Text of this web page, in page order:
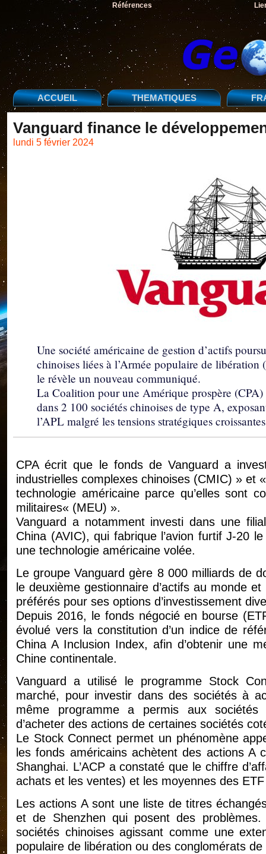
Références
ACCUEIL THEMATIQUES
Vanguard finance le
lundi 5 février 2024
Une société américaine de gestion d’actifs
chinoises liées à l’Armée populaire de
le révèle un nouveau communiqué.
La Coalition pour une Amérique prospère
dans 2 100 sociétés chinoises de type A,
l’APL malgré les tensions stratégiques
CPA écrit que le fonds de Vanguard a
industrielles complexes chinoises (CMIC) » et
technologie américaine parce qu’elles sont
militaires« (MEU) ».
Vanguard a notamment investi dans une
China (AVIC), qui fabrique l’avion furtif J-20
une technologie américaine volée.
Le groupe Vanguard gère 8 000 milliards de
le deuxième gestionnaire d’actifs au monde
préférés pour ses options d’investissement
Depuis 2016, le fonds négocié en bourse
évolué vers la constitution d’un indice de
China A Inclusion Index, afin d’obtenir une
Chine continentale.
Vanguard a utilisé le programme Stock
marché, pour investir dans des sociétés à
même programme a permis aux sociétés
d’acheter des actions de certaines sociétés
Le Stock Connect permet un phénomène
les fonds américains achètent des actions
Shanghai. L’ACP a constaté que le chiffre
achats et les ventes) et les moyennes des
Les actions A sont une liste de titres
et de Shenzhen qui posent des
sociétés chinoises agissant comme une
populaire de libération ou des conglomérats